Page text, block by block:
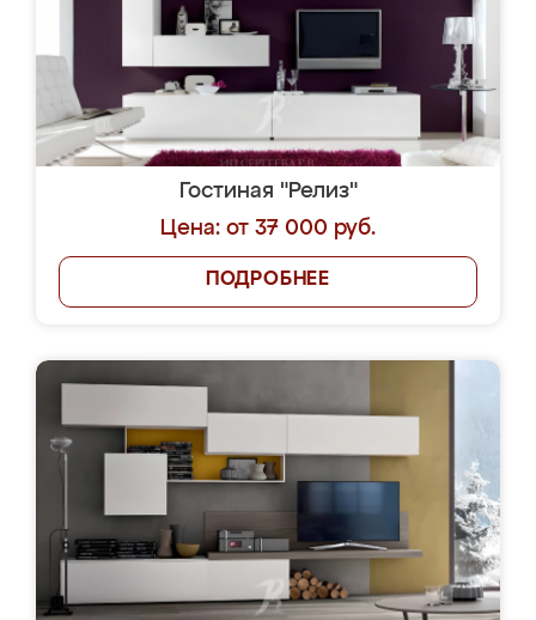
Гостиная "Релиз"
Цена: от 37 000 руб.
ПОДРОБНЕЕ